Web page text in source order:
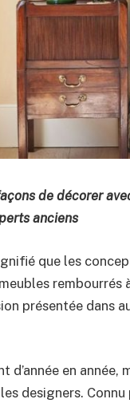
de décorer
anciens
que les
rembourrés
présentée dans
en année,
designers.